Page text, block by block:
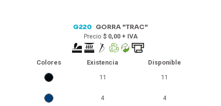
G220 GORRA "TRAC"
Precio $ 0,00 + IVA
Colores Existencia
Disponible
11
11
4 4